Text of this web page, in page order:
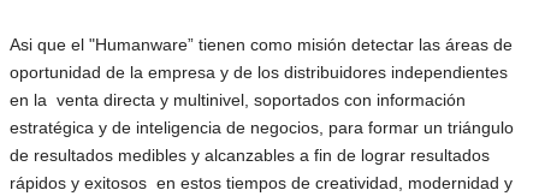
Asi que el "Humanware” tienen como misión detectar las áreas de
oportunidad de la empresa y de los distribuidores independientes
en la venta directa y multinivel, soportados con información
estratégica y de inteligencia de negocios, para formar un triángulo
de resultados medibles y alcanzables a fin de lograr resultados
rápidos y exitosos en estos tiempos de creatividad, modernidad y